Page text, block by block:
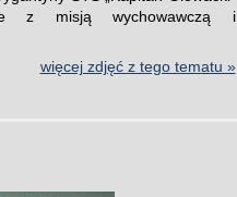
z misją wychowawczą i
więcej zdjęć z tego tematu »